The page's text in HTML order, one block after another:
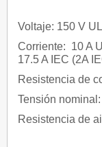
Voltaje: 150 V
Corriente: 10 A
17.5 A IEC (2A
Resistencia de
Tensión
Resistencia de